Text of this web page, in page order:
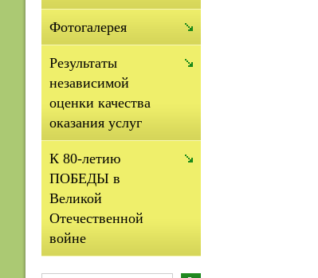
Фотогалерея
Результаты
независимой
оценки качества
оказания услуг
К 80-летию
ПОБЕДЫ в
Великой
Отечественной
войне